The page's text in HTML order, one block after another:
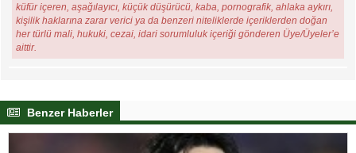
küfür içeren, aşağılayıcı, küçük düşürücü, kaba, pornografik, ahlaka aykırı,
kişilik haklarına zarar verici ya da benzeri niteliklerde içeriklerden doğan
her türlü mali, hukuki, cezai, idari sorumluluk içeriği gönderen Üye/Üyeler’e
aittir.
Benzer Haberler